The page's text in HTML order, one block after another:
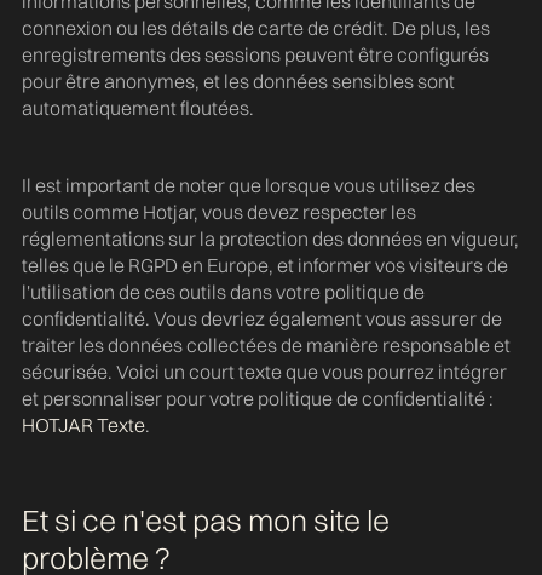
connexion ou les détails de carte de crédit. De plus, les
enregistrements des sessions peuvent être configurés
pour être anonymes, et les données sensibles sont
automatiquement floutées.
Il est important de noter que lorsque vous utilisez des
outils comme Hotjar, vous devez respecter les
réglementations sur la protection des données en vigueur,
telles que le RGPD en Europe, et informer vos visiteurs de
l'utilisation de ces outils dans votre politique de
confidentialité. Vous devriez également vous assurer de
traiter les données collectées de manière responsable et
sécurisée. Voici un court texte que vous pourrez intégrer
et personnaliser pour votre politique de confidentialité :
HOTJAR Texte.
Et si ce n'est pas mon site le
problème ?